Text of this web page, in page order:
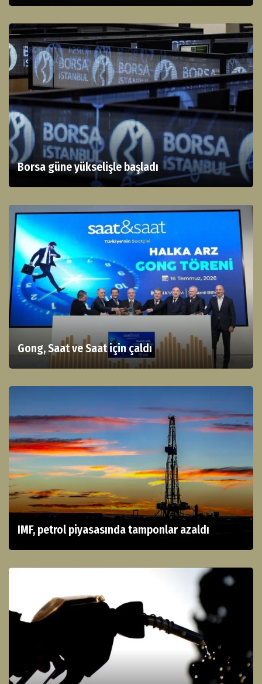
Borsa güne yükselişle başladı
Gong, Saat ve Saat için çaldı
IMF, petrol piyasasında tamponlar azaldı